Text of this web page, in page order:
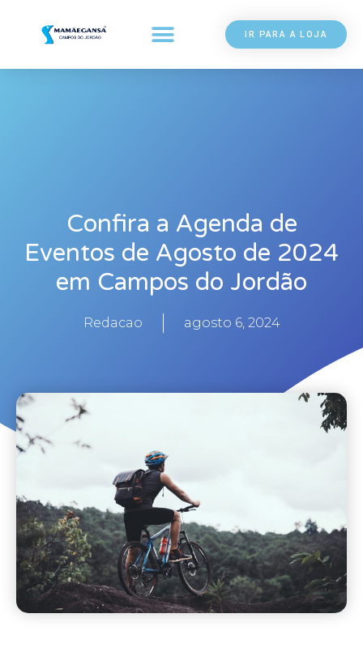
IR PARA A LOJA
Confira a Agenda de
Eventos de Agosto de 2024
em Campos do Jordão
Redacao agosto 6, 2024